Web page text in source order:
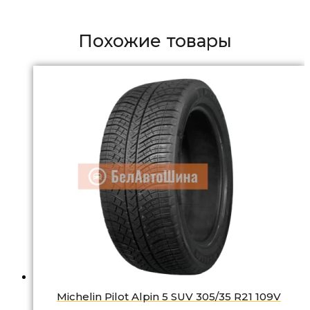
Похожие товары
Michelin Pilot Alpin 5 SUV 305/35 R21 109V